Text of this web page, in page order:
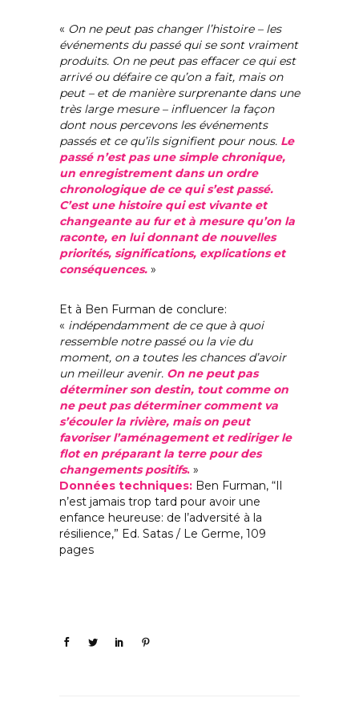
« On ne peut pas changer l’histoire – les
événements du passé qui se sont vraiment
produits. On ne peut pas effacer ce qui est
arrivé ou défaire ce qu’on a fait, mais on
peut – et de manière surprenante dans une
très large mesure – influencer la façon
dont nous percevons les événements
passés et ce qu’ils signifient pour nous. Le
passé n’est pas une simple chronique,
un enregistrement dans un ordre
chronologique de ce qui s’est passé.
C’est une histoire qui est vivante et
changeante au fur et à mesure qu’on la
raconte, en lui donnant de nouvelles
priorités, significations, explications et
conséquences. »
Et à Ben Furman de conclure:
« indépendamment de ce que à quoi
ressemble notre passé ou la vie du
moment, on a toutes les chances d’avoir
un meilleur avenir. On ne peut pas
déterminer son destin, tout comme on
ne peut pas déterminer comment va
s’écouler la rivière, mais on peut
favoriser l’aménagement et rediriger le
flot en préparant la terre pour des
changements positifs. »
Données techniques: Ben Furman, “Il
n’est jamais trop tard pour avoir une
enfance heureuse: de l’adversité à la
résilience,” Ed. Satas / Le Germe, 109
pages